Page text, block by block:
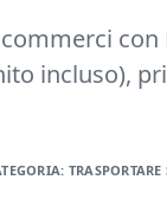
con
incluso),
TRASPORTARE